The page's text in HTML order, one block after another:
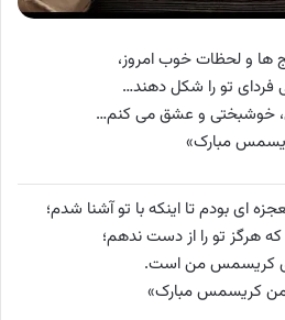
ها و لحظات خوب امروز،
فردای تو را شکل دهند…
خوشبختی و عشق می کنم…
مبارک»
ای بودم تا اینکه با تو آشنا شدم؛
کریسمس من است.
کریسمس مبارک»